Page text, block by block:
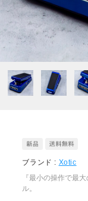
ブランド : Xotic
『最小の操作で最
ル。